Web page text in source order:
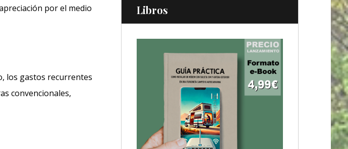
por el medio
los gastos recurrentes
convencionales,
Libros